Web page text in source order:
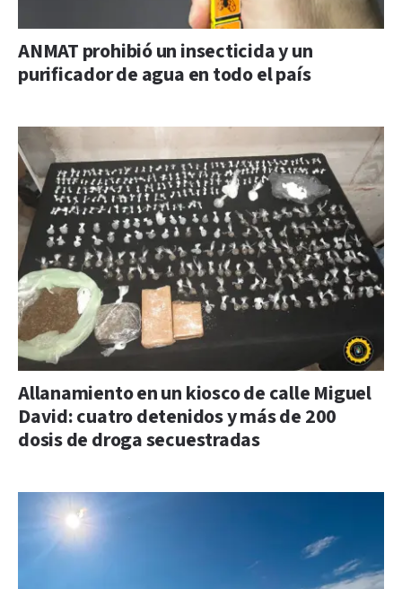
ANMAT prohibió un insecticida y un
purificador de agua en todo el país
Allanamiento en un kiosco de calle Miguel
David: cuatro detenidos y más de 200
dosis de droga secuestradas